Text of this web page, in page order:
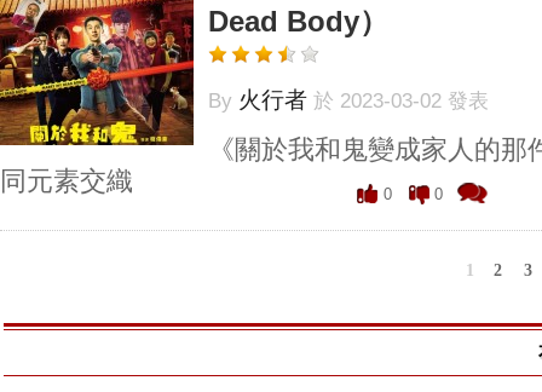
Dead Body）
By 火行者 於 2023-03-02 發表
《關於我和鬼變成家人的
同元素交織
0 0
1 2 3